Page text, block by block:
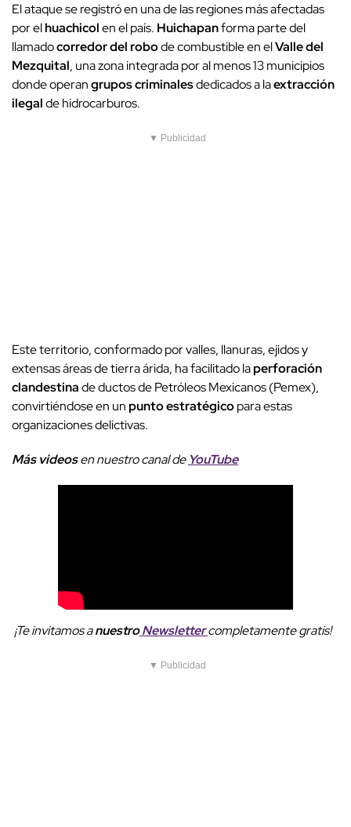
El ataque se registró en una de las regiones más afectadas
por elhuachicolen el país. Huichapanforma parte del
llamadocorredor del robode combustible en elValle del
Mezquital, una zona integrada por al menos 13 municipios
donde operangrupos criminalesdedicados a laextracción
ilegalde hidrocarburos.
▼ Publicidad
Este territorio, conformado por valles, llanuras, ejidos y
extensas áreas de tierra árida, ha facilitado laperforación
clandestinade ductos de Petróleos Mexicanos (Pemex),
convirtiéndose en unpunto estratégicopara estas
organizaciones delictivas.
Más videosen nuestro canal de YouTube
¡Te invitamos anuestroNewslettercompletamente gratis!
▼ Publicidad